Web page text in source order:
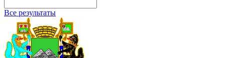
Все результаты